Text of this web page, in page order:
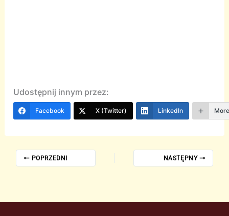
Udostępnij innym przez:
Facebook X (Twitter) LinkedIn
POPRZEDNI NASTĘPNY